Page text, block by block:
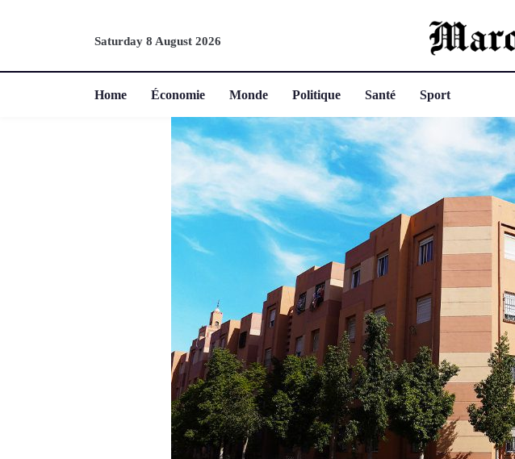
Saturday 8 August 2026
Home Économie Monde Politique Santé Sport